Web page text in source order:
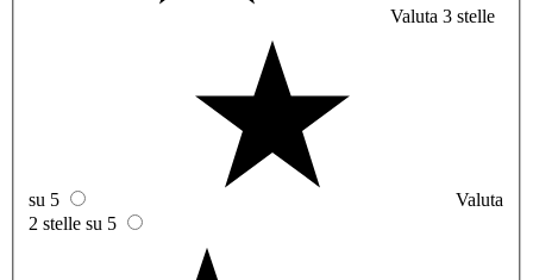
Valuta 3 stelle
su 5
Valuta
2 stelle su 5